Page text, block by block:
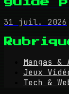
31 juil. 2026
Mangas &
Jeux
Tech &